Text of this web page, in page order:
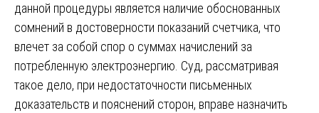
данной процедуры является наличие обоснованных
сомнений в достоверности показаний счетчика, что
влечет за собой спор о суммах начислений за
потребленную электроэнергию. Суд, рассматривая
такое дело, при недостаточности письменных
доказательств и пояснений сторон, вправе назначить